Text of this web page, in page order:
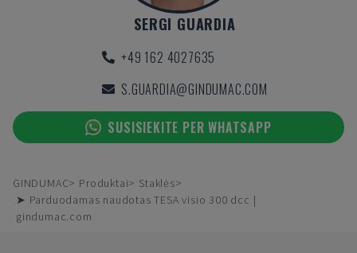
SERGI GUARDIA
+49 162 4027635
S.GUARDIA@GINDUMAC.COM
SUSISIEKITE PER WHATSAPP
GINDUMAC Produktai
Staklės
➤ Parduodamas naudotas TESA visio 300 dcc |
gindumac.com